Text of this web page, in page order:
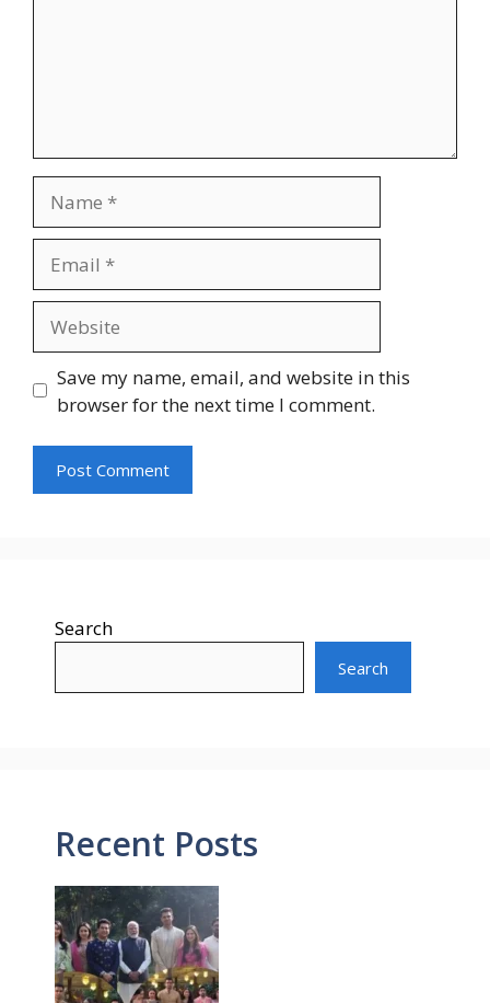
Save my name, email, and website in this
browser for the next time I comment.
Search
Search
Recent Posts